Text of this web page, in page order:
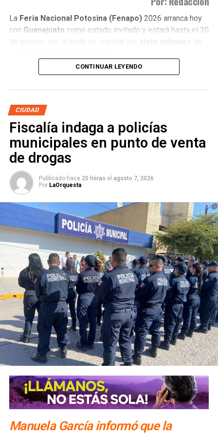
La Feria Nacional Potosina (Fenapo)2026 arranca hoy
con Guanajuato como estado invitado y estará hasta el 30
Daniela Alejandra Alonso Barrón, presidenta de la
locales ya registran reservaciones para las fechas de la
feria.
Alonso explicó que hay viajeros reservando estancias de
al menos una noche. Además de la Fenapo, invitó a
conocer las cuatro regiones del estado con estancias de
una o dos noches.
El número exacto de paquetes vendidos o apartados por
las agencias solo se conocerá al cierre de la temporada,
dijo Alonso.
También lee:Gallardo arranca operativo de seguridad para
Fenapo 2026
CONTINUAR LEYENDO
CIUDAD
Fiscalía indaga a policías
municipales en punto de venta
de drogas
Publicado hace 20 horas el agosto 7, 2026
Por LaOrquesta
Manuela García informó que la